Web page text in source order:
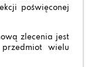
poświęconej
zlecenia jest
wielu